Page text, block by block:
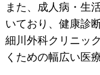
また、成人病・生
いており、健康診
細川外科クリニッ
くための幅広い医